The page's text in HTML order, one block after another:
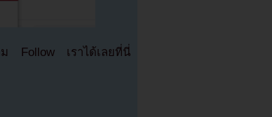
ม Follow เราได้เลยที่นี่